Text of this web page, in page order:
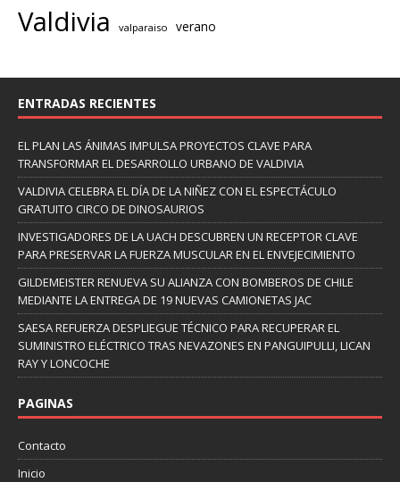
Valdivia valparaiso verano
ENTRADAS RECIENTES
EL PLAN LAS ÁNIMAS IMPULSA PROYECTOS CLAVE PARA
TRANSFORMAR EL DESARROLLO URBANO DE VALDIVIA
VALDIVIA CELEBRA EL DÍA DE LA NIÑEZ CON EL ESPECTÁCULO
GRATUITO CIRCO DE DINOSAURIOS
INVESTIGADORES DE LA UACH DESCUBREN UN RECEPTOR CLAVE
PARA PRESERVAR LA FUERZA MUSCULAR EN EL ENVEJECIMIENTO
GILDEMEISTER RENUEVA SU ALIANZA CON BOMBEROS DE CHILE
MEDIANTE LA ENTREGA DE 19 NUEVAS CAMIONETAS JAC
SAESA REFUERZA DESPLIEGUE TÉCNICO PARA RECUPERAR EL
SUMINISTRO ELÉCTRICO TRAS NEVAZONES EN PANGUIPULLI, LICAN
RAY Y LONCOCHE
PAGINAS
Contacto
Inicio